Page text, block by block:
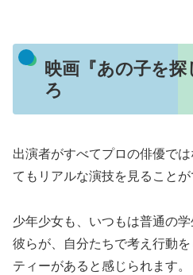
映画『あの子を
ろ
出演者がすべてプロの俳優で
てもリアルな演技を見ることが
少年少女も、いつもは普通の
彼らが、自分たちで考え行動
ティーがあると感じられます。